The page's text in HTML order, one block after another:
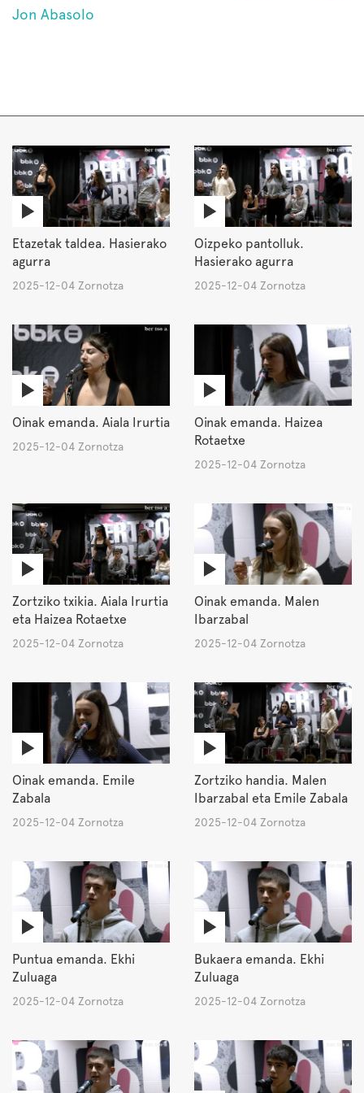
Jon Abasolo
Etazetak taldea. Hasierako
agurra
2025-12-04 Zornotza
Oizpeko pantolluk.
Hasierako agurra
2025-12-04 Zornotza
Oinak emanda. Aiala Irurtia
2025-12-04 Zornotza
Oinak emanda. Haizea
Rotaetxe
2025-12-04 Zornotza
Zortziko txikia. Aiala Irurtia
eta Haizea Rotaetxe
2025-12-04 Zornotza
Oinak emanda. Malen
Ibarzabal
2025-12-04 Zornotza
Oinak emanda. Emile
Zabala
2025-12-04 Zornotza
Zortziko handia. Malen
Ibarzabal eta Emile Zabala
2025-12-04 Zornotza
Puntua emanda. Ekhi
Zuluaga
2025-12-04 Zornotza
Bukaera emanda. Ekhi
Zuluaga
2025-12-04 Zornotza